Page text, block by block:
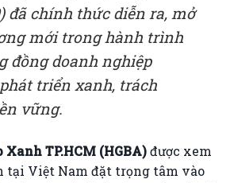
đã chính thức diễn ra, mở
mới trong hành trình
đồng doanh nghiệp
triển xanh, trách
vững.
TP.HCM (HGBA)được xem
tại Việt Nam đặt trọng tâm vào